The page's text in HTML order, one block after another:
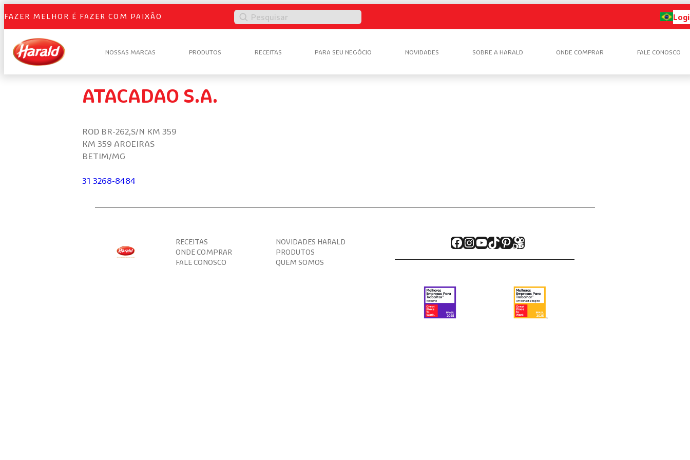
FAZER MELHOR É FAZER COM PAIXÃO Pesquisar
NOSSAS MARCAS PRODUTOS RECEITAS PARA SEU NEGÓCIO NOVIDADES SOBRE A HARALD ONDE COMPRAR FALE CONOSCO
ATACADAO S.A.
ROD BR-262,S/N KM 359
KM 359 AROEIRAS
BETIM/MG
31 3268-8484
RECEITAS
NOVIDADES HARALD
ONDE COMPRAR
PRODUTOS
FALE CONOSCO
QUEM SOMOS
Facebook
Instagram
Youtube
TikTok
Pinterest
Kwai